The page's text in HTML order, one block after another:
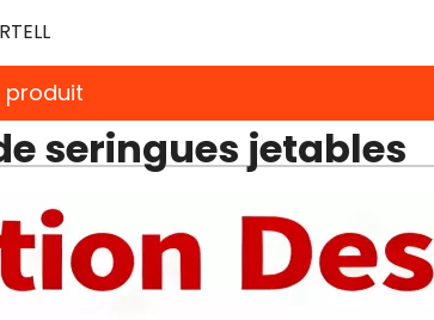
produit
seringues jetables